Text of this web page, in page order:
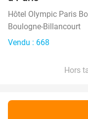
Hôtel Olympic Paris
Boulogne-Billancourt
Vendu : 668
Hors